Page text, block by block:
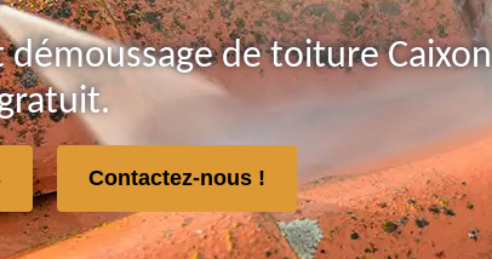
de toiture Caixon
Contactez-nous !